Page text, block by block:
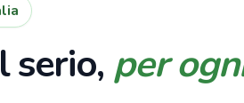
serio, per